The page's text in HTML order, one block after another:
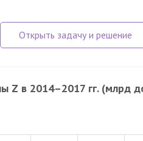
Z в 2014–2017 гг. (млрд